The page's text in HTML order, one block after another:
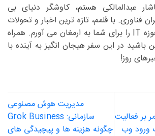
عبدالمالکی هستم، کاوشگر دنیای بی
فناوری. با قلمم، تازه ترین اخبار و تحولات
حوزه IT را برای شما به ارمغان می آورم. همراه
باشید در این سفر هیجان انگیز به آینده با
روز!
بر فعالیت
وب
مدیریت هوش مصنوعی
سازمانی: Grok Business
چگونه هزینه ها و پیچیدگی های